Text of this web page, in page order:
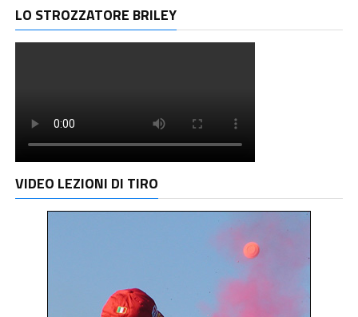
LO STROZZATORE BRILEY
VIDEO LEZIONI DI TIRO